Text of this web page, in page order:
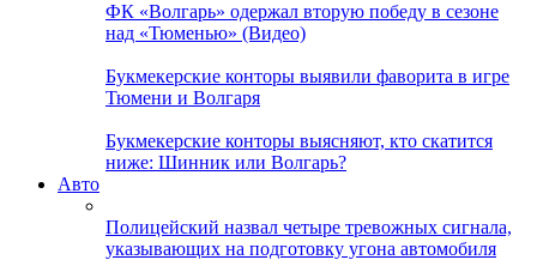
ФК «Волгарь» одержал вторую победу в сезоне
над «Тюменью» (Видео)
Букмекерские конторы выявили фаворита в игре
Тюмени и Волгаря
Букмекерские конторы выясняют, кто скатится
ниже: Шинник или Волгарь?
Авто
Полицейский назвал четыре тревожных сигнала,
указывающих на подготовку угона автомобиля